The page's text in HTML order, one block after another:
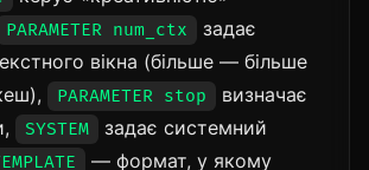
PARAMETER num_ctx
задає
вікна (більше — більше
PARAMETER stop
визначає
SYSTEM
задає системний
— формат, у якому